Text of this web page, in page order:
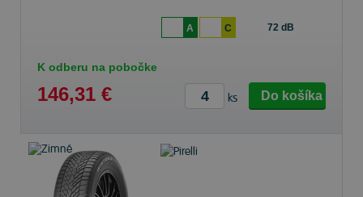
A C 72 dB
K odberu na pobočke
146,31 € ks Do košíka